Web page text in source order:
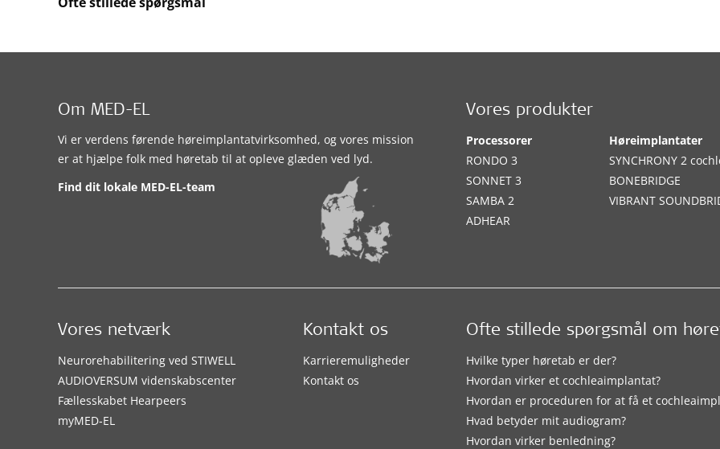
Om MED-EL
Vi er verdens førende høreimplantatvirksomhed, og vores mission
er at hjælpe folk med høretab til at opleve glæden ved lyd.
Find dit lokale MED-EL-team
Vores produkter
Processorer
RONDO 3
SONNET 3
SAMBA 2
ADHEAR
Høreimplantater
SYNCHRONY 2
BONEBRIDGE
VIBRANT
Ofte stillede spørgsmål om
Hvilke typer høretab er der?
Hvordan virker et cochleaimplantat?
Hvordan er proceduren for at få et
Hvad betyder mit audiogram?
Hvordan virker benledning?
Vores netværk
Neurorehabilitering ved STIWELL
AUDIOVERSUM videnskabscenter
Fællesskabet Hearpeers
myMED‑EL
Kontakt os
Karrieremuligheder
Kontakt os